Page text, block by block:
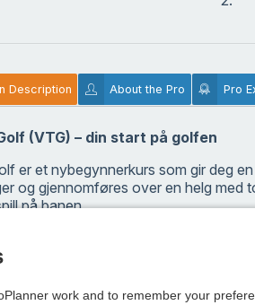
Description About the Pro Pro
(VTG) – din start på golfen
er et nybegynnerkurs som gir deg
og gjennomføres over en helg med
på banen.
deg klar til å gå ut på banen og spille
gjennom hele kurset, og det
work and to remember your